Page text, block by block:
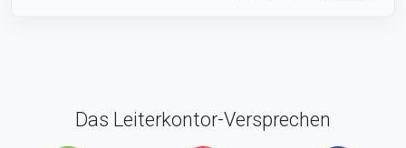
Das Leiterkontor-Versprechen